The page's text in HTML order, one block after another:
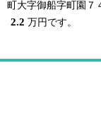
町大字御船字町園７
2.2 万円です。